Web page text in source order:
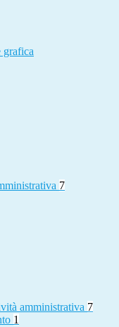
grafica
7
amministrativa 7
1